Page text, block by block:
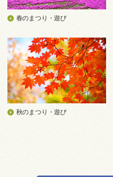
春のまつり・遊び
秋のまつり・遊び